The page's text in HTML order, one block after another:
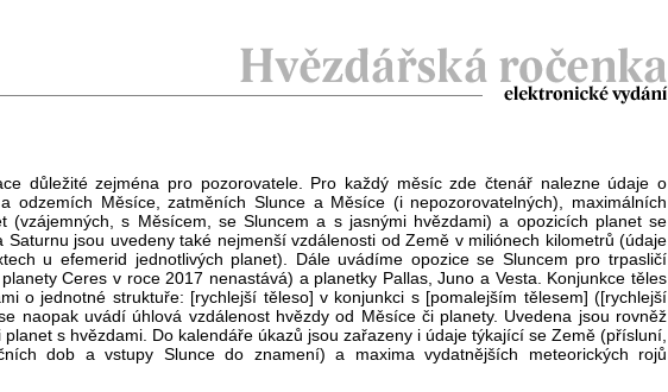
důležité zejména pro pozorovatele. Pro každý měsíc zde čtenář nalezne údaje o
odzemích Měsíce, zatměních Slunce a Měsíce (i nepozorovatelných), maximálních
(vzájemných, s Měsícem, se Sluncem a s jasnými hvězdami) a opozicích planet se
jsou uvedeny také nejmenší vzdálenosti od Země v miliónech kilometrů (údaje
u efemerid jednotlivých planet). Dále uvádíme opozice se Sluncem pro trpasličí
Ceres v roce 2017 nenastává) a planetky Pallas, Juno a Vesta. Konjunkce těles
o jednotné struktuře: [rychlejší těleso] v konjunkci s [pomalejším tělesem] ([rychlejší
naopak uvádí úhlová vzdálenost hvězdy od Měsíce či planety. Uvedena jsou rovněž
s hvězdami. Do kalendáře úkazů jsou zařazeny i údaje týkající se Země (přísluní,
dob a vstupy Slunce do znamení) a maxima vydatnějších meteorických rojů